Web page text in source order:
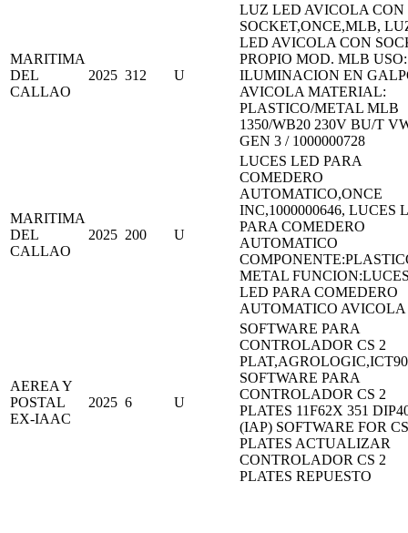
MARITIMA
DEL
CALLAO
2025 312 U
LUZ LED AVICOLA CON
SOCKET,ONCE,MLB,
LED AVICOLA CON
PROPIO MOD. MLB USO:
ILUMINACION EN
AVICOLA MATERIAL:
PLASTICO/METAL MLB
1350/WB20 230V BU/T
GEN 3 / 1000000728
MARITIMA
DEL
CALLAO
2025 200 U
LUCES LED PARA
COMEDERO
AUTOMATICO,ONCE
INC,1000000646, LUCES
PARA COMEDERO
AUTOMATICO
METAL
LED PARA COMEDERO
AUTOMATICO AVICOLA
AEREA Y
POSTAL
EX-IAAC
2025 6 U
SOFTWARE PARA
CONTROLADOR CS 2
SOFTWARE PARA
CONTROLADOR CS 2
PLATES 11F62X 351
(IAP) SOFTWARE FOR
PLATES ACTUALIZAR
CONTROLADOR CS 2
PLATES REPUESTO